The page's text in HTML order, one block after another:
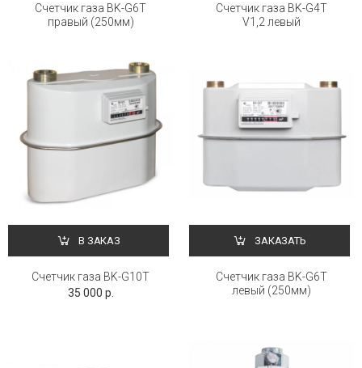
Счетчик газа BK-G6Т
правый (250мм)
Счетчик газа BK-G4Т
V1,2 левый
В ЗАКАЗ
Счетчик газа BK-G10Т
35 000 р.
ЗАКАЗАТЬ
Счетчик газа BK-G6Т
левый (250мм)